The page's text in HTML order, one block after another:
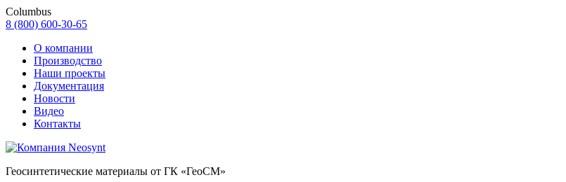
Columbus
8 (800) 600-30-65
О компании
Производство
Наши проекты
Документация
Новости
Видео
Контакты
Геосинтетические материалы от ГК «ГеоСМ»